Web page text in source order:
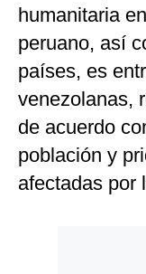
humanitaria
peruano, así
países, es
venezolanas,
de acuerdo
población y
afectadas por